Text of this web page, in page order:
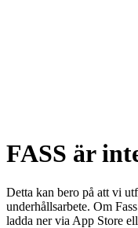
FASS är
Detta kan bero på att vi
underhållsarbete. Om
ladda ner via App Store